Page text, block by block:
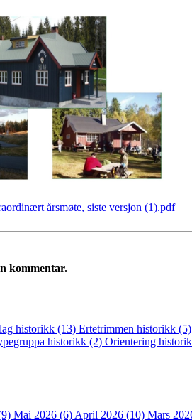
årsmøte, siste versjon (1).pdf
kommentar.
historikk (13) Ertetrimmen historikk (5)
historikk (2) Orientering
Mai 2026 (6) April 2026 (10) Mars